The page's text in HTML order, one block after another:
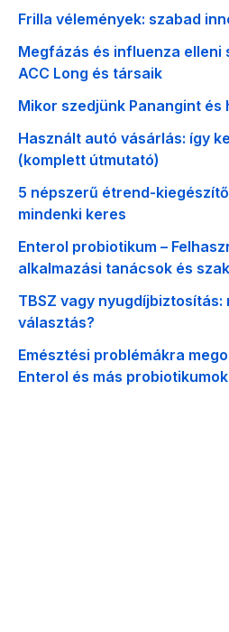
Frilla vélemények: szabad
Megfázás és influenza elleni
ACC Long és társaik
Mikor szedjünk Panangint és
Használt autó vásárlás: így
(komplett útmutató)
5 népszerű étrend-
mindenki keres
Enterol probiotikum –
alkalmazási tanácsok és
TBSZ vagy nyugdíjbiztosítás:
választás?
Emésztési problémákra
Enterol és más